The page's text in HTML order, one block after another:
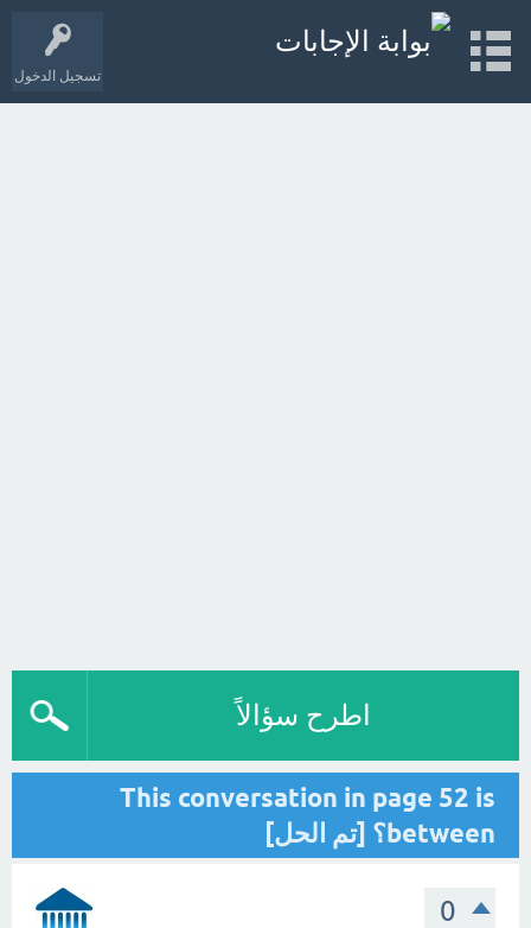
تسجيل الدخول
اطرح سؤالاً
This conversation in page 52 is
between؟ [تم الحل]
0